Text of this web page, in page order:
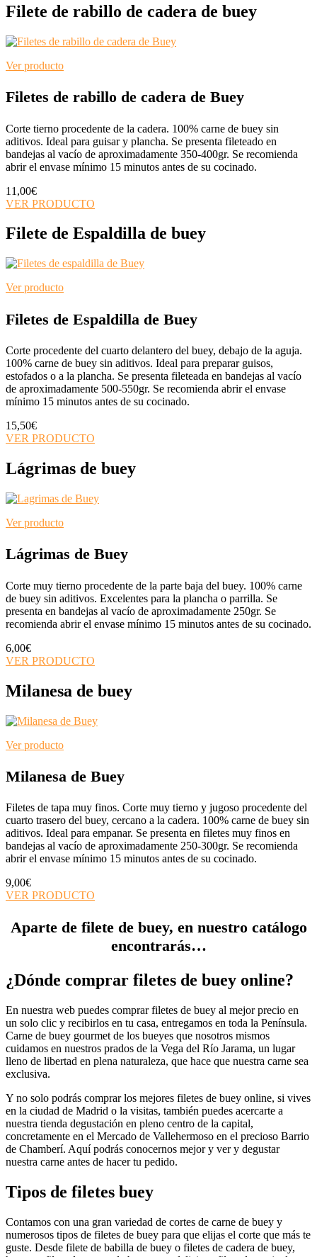
Filete de rabillo de cadera de buey
Ver producto
Filetes de rabillo de cadera de Buey
Corte tierno procedente de la cadera. 100% carne de buey sin
aditivos. Ideal para guisar y plancha. Se presenta fileteado en
bandejas al vacío de aproximadamente 350-400gr. Se recomienda
abrir el envase mínimo 15 minutos antes de su cocinado.
11,00€
VER PRODUCTO
Filete de Espaldilla de buey
Ver producto
Filetes de Espaldilla de Buey
Corte procedente del cuarto delantero del buey, debajo de la aguja.
100% carne de buey sin aditivos. Ideal para preparar guisos,
estofados o a la plancha. Se presenta fileteada en bandejas al vacío
de aproximadamente 500-550gr. Se recomienda abrir el envase
mínimo 15 minutos antes de su cocinado.
15,50€
VER PRODUCTO
Lágrimas de buey
Ver producto
Lágrimas de Buey
Corte muy tierno procedente de la parte baja del buey. 100% carne
de buey sin aditivos. Excelentes para la plancha o parrilla. Se
presenta en bandejas al vacío de aproximadamente 250gr. Se
recomienda abrir el envase mínimo 15 minutos antes de su cocinado.
6,00€
VER PRODUCTO
Milanesa de buey
Ver producto
Milanesa de Buey
Filetes de tapa muy finos. Corte muy tierno y jugoso procedente del
cuarto trasero del buey, cercano a la cadera. 100% carne de buey sin
aditivos. Ideal para empanar. Se presenta en filetes muy finos en
bandejas al vacío de aproximadamente 250-300gr. Se recomienda
abrir el envase mínimo 15 minutos antes de su cocinado.
9,00€
VER PRODUCTO
Aparte de filete de buey, en nuestro catálogo
encontrarás…
¿Dónde comprar filetes de buey online?
En nuestra web puedes comprar filetes de buey al mejor precio en
un solo clic y recibirlos en tu casa, entregamos en toda la Península.
Carne de buey gourmet de los bueyes que nosotros mismos
cuidamos en nuestros prados de la Vega del Río Jarama, un lugar
lleno de libertad en plena naturaleza, que hace que nuestra carne sea
exclusiva.
Y no solo podrás comprar los mejores filetes de buey online, si vives
en la ciudad de Madrid o la visitas, también puedes acercarte a
nuestra tienda degustación en pleno centro de la capital,
concretamente en el Mercado de Vallehermoso en el precioso Barrio
de Chamberí. Aquí podrás conocernos mejor y ver y degustar
nuestra carne antes de hacer tu pedido.
Tipos de filetes buey
Contamos con una gran variedad de cortes de carne de buey y
numerosos tipos de filetes de buey para que elijas el corte que más te
guste. Desde filete de babilla de buey o filetes de cadera de buey,